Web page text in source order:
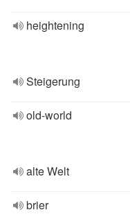
heightening
Steigerung
old-world
alte Welt
brier